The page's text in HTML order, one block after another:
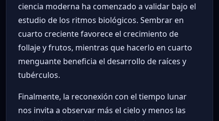
ciencia moderna ha comenzado a validar bajo el
estudio de los ritmos biológicos. Sembrar en
cuarto creciente favorece el crecimiento de
follaje y frutos, mientras que hacerlo en cuarto
menguante beneficia el desarrollo de raíces y
tubérculos.
Finalmente, la reconexión con el tiempo lunar
nos invita a observar más el cielo y menos las